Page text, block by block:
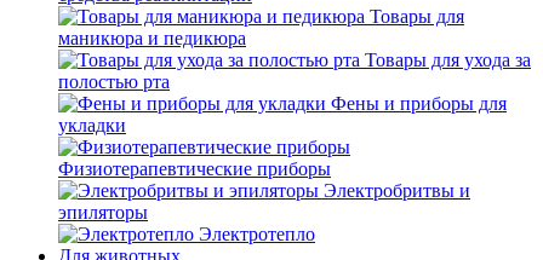
Товары для
маникюра и педикюра
Товары для ухода за
полостью рта
Фены и приборы для
укладки
Физиотерапевтические приборы
Электробритвы и
эпиляторы
Электротепло
Для животных